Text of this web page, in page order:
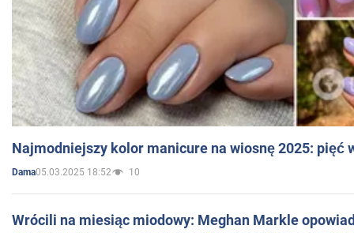
Najmodniejszy kolor manicure na wiosnę 2025: pięć
Dama05.03.2025 18:52 10
Wrócili na miesiąc miodowy: Meghan Markle